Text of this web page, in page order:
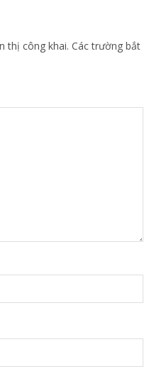
thị công khai. Các trường bắt